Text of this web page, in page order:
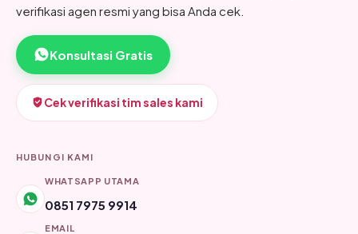
verifikasi agen resmi yang bisa Anda cek.
Konsultasi Gratis
Cek verifikasi tim sales kami
HUBUNGI KAMI
WHATSAPP UTAMA
0851 7975 9914
EMAIL